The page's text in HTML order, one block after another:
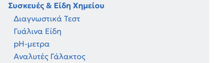
Συσκευές & Είδη Χημείου
Διαγνωστικά Τεστ
Γυάλινα Είδη
pH-μετρα
Αναλυτές Γάλακτος